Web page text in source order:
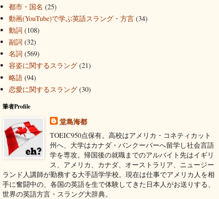
都市・国名 (25)
動画(YouTube)で学ぶ英語スラング・方言 (34)
動詞 (108)
副詞 (32)
名詞 (569)
容姿に関するスラング (21)
略語 (94)
恋愛に関するスラング (30)
筆者Profile
堂島海都
TOEIC950点保有。高校はアメリカ・コネティカット
州へ、大学はカナダ・バンクーバーへ留学し社会言語
学を専攻。帰国後の就職までのアルバイト先はイギリ
ス、アメリカ、カナダ、オーストラリア、ニュージー
ランド人講師が勤務する大手語学学校。現在は仕事でアメリカ人を相
手に奮闘中の、各国の英語を生で体験してきた日本人がお送りする、
世界の英語方言・スラング大辞典。